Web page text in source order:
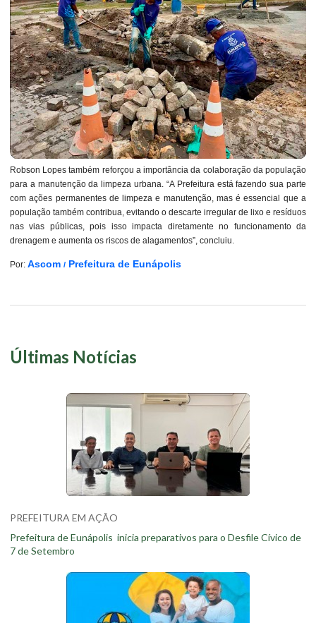
Robson Lopes também reforçou a importância da colaboração da população
para a manutenção da limpeza urbana. “A Prefeitura está fazendo sua parte
com ações permanentes de limpeza e manutenção, mas é essencial que a
população também contribua, evitando o descarte irregular de lixo e resíduos
nas vias públicas, pois isso impacta diretamente no funcionamento da
drenagem e aumenta os riscos de alagamentos”, concluiu.
Por: Ascom / Prefeitura de Eunápolis
Últimas Notícias
PREFEITURA EM AÇÃO
Prefeitura de Eunápolis inicia preparativos para o Desfile Cívico de
7 de Setembro